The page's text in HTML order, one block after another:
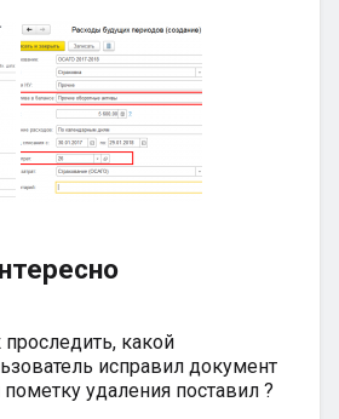
проследить, какой
исправил документ
пометку удаления поставил ?